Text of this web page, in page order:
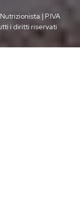
| P.IVA
i diritti riservati